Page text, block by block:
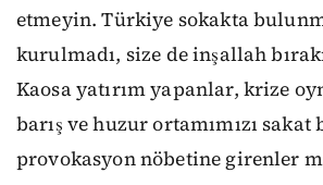
etmeyin. Türkiye sokakta
kurulmadı, size de inşallah
Kaosa yatırım yapanlar, krize
barış ve huzur ortamımızı
provokasyon nöbetine girenler